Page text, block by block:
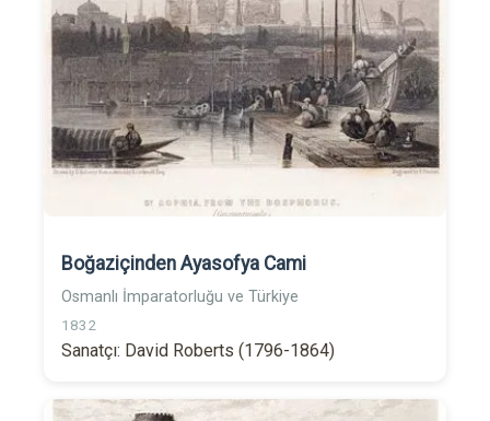
Boğaziçinden Ayasofya Cami
Osmanlı İmparatorluğu ve Türkiye
1832
Sanatçı: David Roberts (1796-1864)